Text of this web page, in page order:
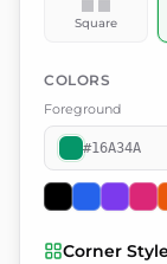
Square
COLORS
Foreground
#16A34A
Corner